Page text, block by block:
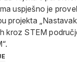
uspješno je
projekta
kroz STEM